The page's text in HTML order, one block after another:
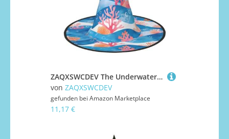
ZAQXSWCDEV The Underwater World Halloween Hut - Gruseliges Party-Kostüm-Accessoire mit Volldruck-Design - Leichter faltbarer Hexenhut für Halloween, Karneval, Maskerade & Rollenspiel-Events
von ZAQXSWCDEV
gefunden bei Amazon Marketplace
11,17 €